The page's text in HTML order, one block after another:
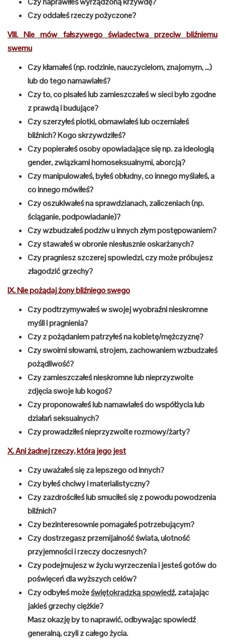
Czy oddałeś rzeczy pożyczone?
VIII. Nie mów fałszywego świadectwa przeciw bliźniemu
swemu
Czy kłamałeś (np. rodzinie, nauczycielom, znajomym, …)
lub do tego namawiałeś?
Czy to, co pisałeś lub zamieszczałeś w sieci było zgodne
z prawdą i budujące?
Czy szerzyłeś plotki, obmawiałeś lub oczerniałeś
bliźnich? Kogo skrzywdziłeś?
Czy popierałeś osoby opowiadające się np. za ideologią
gender, związkami homoseksualnymi, aborcją?
Czy manipulowałeś, byłeś obłudny, co innego myślałeś, a
co innego mówiłeś?
Czy oszukiwałeś na sprawdzianach, zaliczeniach (np.
ściąganie, podpowiadanie)?
Czy wzbudzałeś podziw u innych złym postępowaniem?
Czy stawałeś w obronie niesłusznie oskarżanych?
Czy pragniesz szczerej spowiedzi, czy może próbujesz
złagodzić grzechy?
IX. Nie pożądaj żony bliźniego swego
Czy podtrzymywałeś w swojej wyobraźni nieskromne
myśli i pragnienia?
Czy z pożądaniem patrzyłeś na kobietę/mężczyznę?
Czy swoimi słowami, strojem, zachowaniem wzbudzałeś
pożądliwość?
Czy zamieszczałeś nieskromne lub nieprzyzwoite
zdjęcia swoje lub kogoś?
Czy proponowałeś lub namawiałeś do współżycia lub
działań seksualnych?
Czy prowadziłeś nieprzyzwoite rozmowy/żarty?
X. Ani żadnej rzeczy, która jego jest
Czy uważałeś się za lepszego od innych?
Czy byłeś chciwy i materialistyczny?
Czy zazdrościłeś lub smuciłeś się z powodu powodzenia
bliźnich?
Czy bezinteresownie pomagałeś potrzebującym?
Czy dostrzegasz przemijalność świata, ulotność
przyjemności i rzeczy doczesnych?
Czy podejmujesz w życiu wyrzeczenia i jesteś gotów do
poświęceń dla wyższych celów?
Czy odbyłeś możeświętokradzką spowiedź, zatajając
jakieś grzechy ciężkie?
Masz okazję by to naprawić, odbywającspowiedź
generalną, czyli z całego życia.